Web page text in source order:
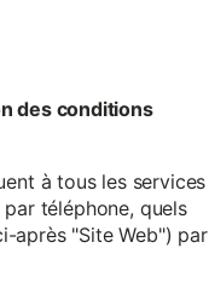
des conditions
à tous les services
téléphone, quels
après "Site Web") par